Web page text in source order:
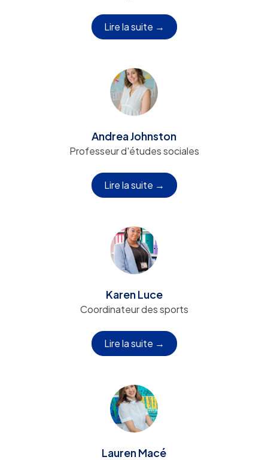
Lire la suite →
Andrea Johnston
Professeur d'études sociales
Lire la suite →
Karen Luce
Coordinateur des sports
Lire la suite →
Lauren Macé